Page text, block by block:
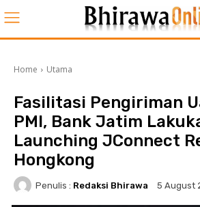
Home Utama
Fasilitasi Pengiriman
PMI, Bank Jatim
Launching JConnect
Hongkong
Penulis : Redaksi Bhirawa 5 August